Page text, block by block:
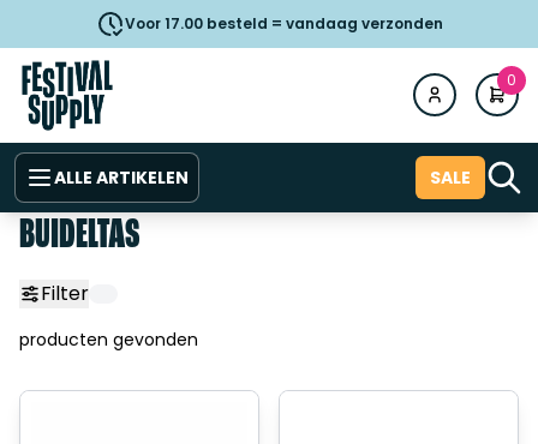
Voor 17.00 besteld = vandaag verzonden
0
ALLE ARTIKELEN SALE
BUIDELTAS
Filter
producten gevonden